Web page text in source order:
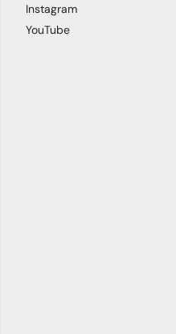
Instagram
YouTube